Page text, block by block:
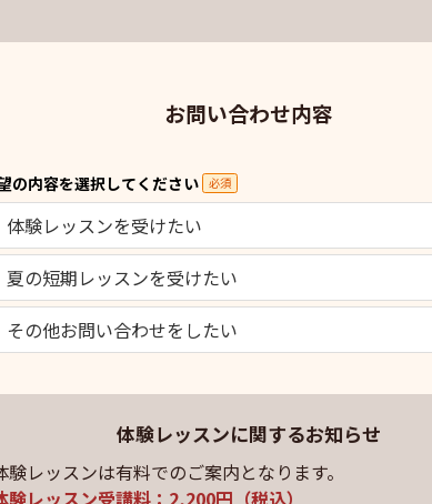
お問い合わせ内容
の内容を選択してください 必須
体験レッスンを受けたい
夏の短期レッスンを受けたい
その他お問い合わせをしたい
体験レッスンに関するお知らせ
験レッスンは有料でのご案内となります。
験レッスン受講料：2,200円（税込）